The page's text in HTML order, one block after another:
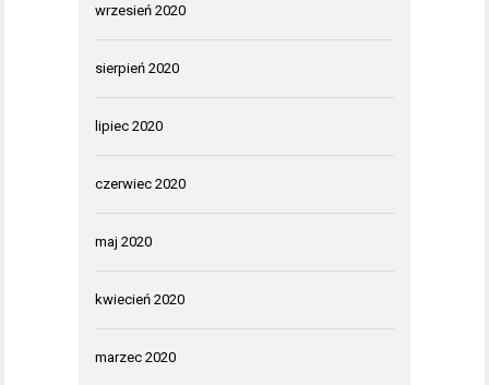
wrzesień 2020
sierpień 2020
lipiec 2020
czerwiec 2020
maj 2020
kwiecień 2020
marzec 2020